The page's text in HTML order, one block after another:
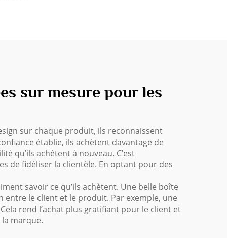
sur mesure pour les
sur chaque produit, ils reconnaissent
établie, ils achètent davantage de
qu’ils achètent à nouveau. C’est
de fidéliser la clientèle. En optant pour des
savoir ce qu’ils achètent. Une belle boîte
entre le client et le produit. Par exemple, une
rend l’achat plus gratifiant pour le client et
marque.